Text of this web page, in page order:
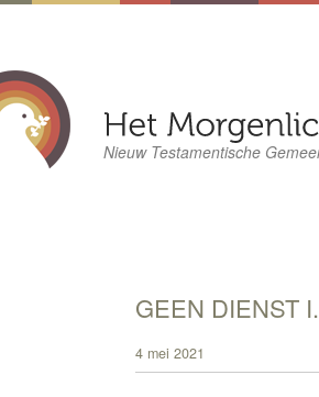
Nieuw Testamentische
GEEN DIENST
4 mei 2021